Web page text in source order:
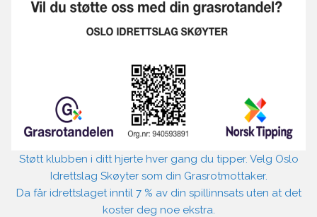
Støtt klubben i ditt hjerte hver gang du tipper. Velg Oslo
Idrettslag Skøyter som din Grasrotmottaker.
Da får idrettslaget inntil 7 % av din spillinnsats uten at det
koster deg noe ekstra.